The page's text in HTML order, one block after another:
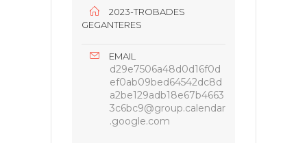
2023-TROBADES
GEGANTERES
EMAIL
d29e7506a48d0d16f0d
ef0ab09bed64542dc8d
a2be129adb18e67b4663
3c6bc9@group.calendar
.google.com